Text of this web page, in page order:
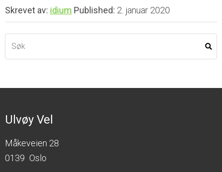
Skrevet av: idium Published: 2. januar 2020
Ulvøy Vel
Måkeveien 28
0139 Oslo